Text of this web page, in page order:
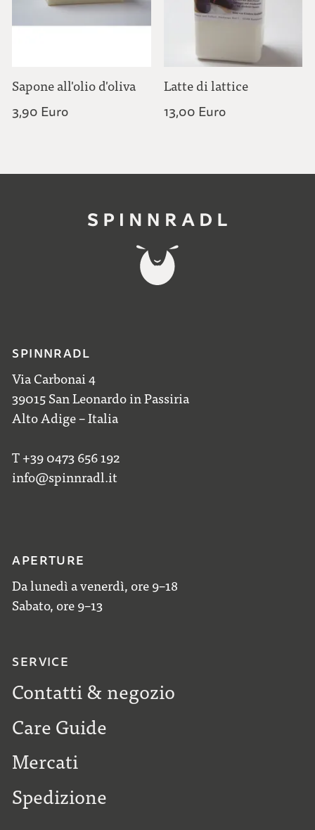
Sapone all'olio d'oliva
3,90 Euro
Latte di lattice
13,00 Euro
SPINNRADL
Via Carbonai 4
39015 San Leonardo in Passiria
Alto Adige – Italia
T +39 0473 656 192
info@spinnradl.it
APERTURE
Da lunedì a venerdì, ore 9–18
Sabato, ore 9–13
SERVICE
Contatti & negozio
Care Guide
Mercati
Spedizione